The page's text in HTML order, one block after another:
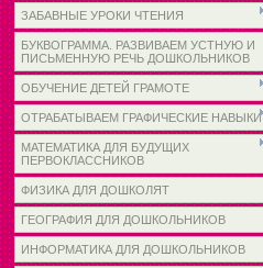
ЗАБАВНЫЕ УРОКИ ЧТЕНИЯ
БУКВОГРАММА. РАЗВИВАЕМ УСТНУЮ И
ПИСЬМЕННУЮ РЕЧЬ ДОШКОЛЬНИКОВ
ОБУЧЕНИЕ ДЕТЕЙ ГРАМОТЕ
ОТРАБАТЫВАЕМ ГРАФИЧЕСКИЕ НАВЫКИ
МАТЕМАТИКА ДЛЯ БУДУЩИХ
ПЕРВОКЛАССНИКОВ
ФИЗИКА ДЛЯ ДОШКОЛЯТ
ГЕОГРАФИЯ ДЛЯ ДОШКОЛЬНИКОВ
ИНФОРМАТИКА ДЛЯ ДОШКОЛЬНИКОВ